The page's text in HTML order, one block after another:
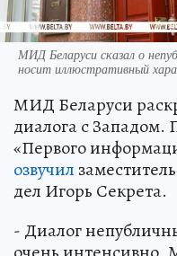
МИД Беларуси сказал о
носит иллюстративный
МИД Беларуси
диалога с Западом.
«Первого
озвучил
дел Игорь Секрета.
- Диалог